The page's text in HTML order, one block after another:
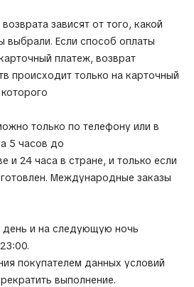
зависят от того, какой
выбрали. Если способ оплаты
платеж, возврат
происходит только на карточный
только по телефону или в
5 часов до
и 24 часа в стране, и только если
Международные заказы
день и на следующую ночь
покупателем данных условий
выполнение.